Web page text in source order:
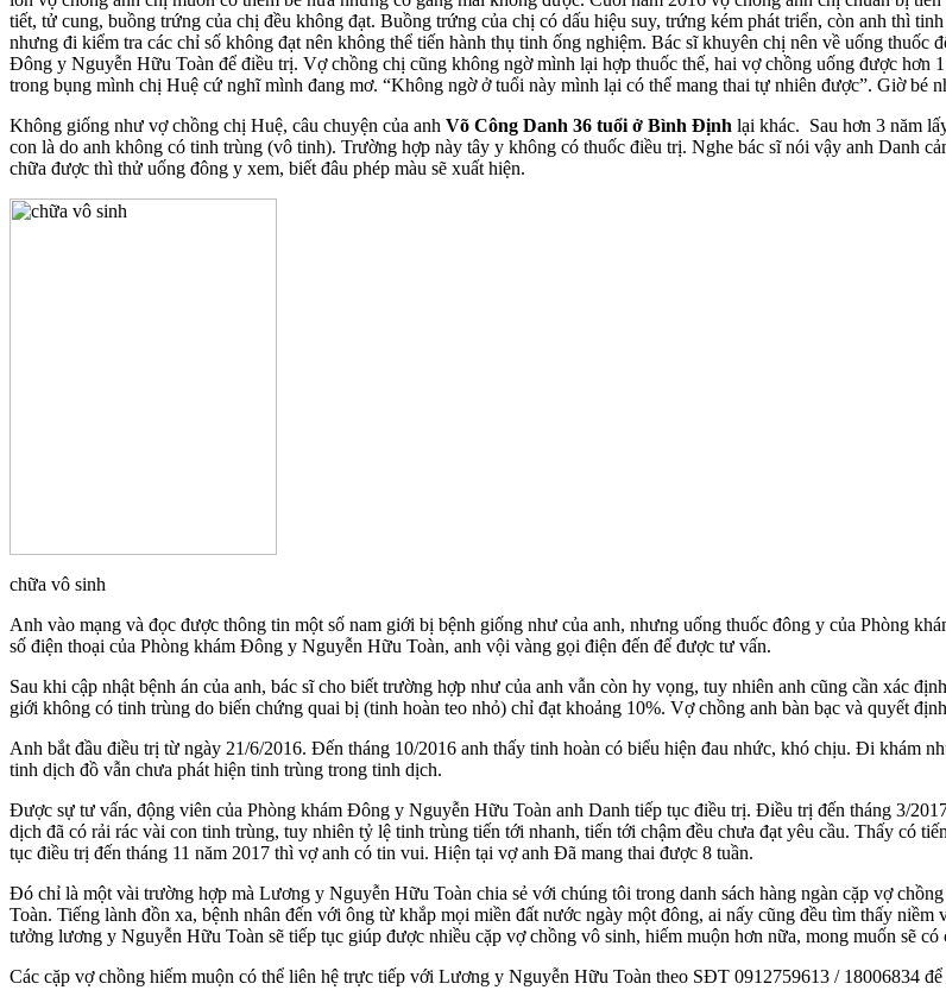
tiết, tử cung, buồng trứng của chị đều không đạt. Buồng trứng của chị có dấu hiệu suy, trứng kém phát triển, còn anh thì
nhưng đi kiểm tra các chỉ số không đạt nên không thể tiến hành thụ tinh ống nghiệm. Bác sĩ khuyên chị nên về uống
Đông y Nguyễn Hữu Toàn để điều trị. Vợ chồng chị cũng không ngờ mình lại hợp thuốc thế, hai vợ chồng uống được hơn
trong bụng mình chị Huệ cứ nghĩ mình đang mơ. “Không ngờ ở tuổi này mình lại có thể mang thai tự nhiên được”. Giờ bé
Không giống như vợ chồng chị Huệ, câu chuyện của anh Võ Công Danh 36 tuổi ở Bình Định lại khác. Sau hơn 3 năm
con là do anh không có tinh trùng (vô tinh). Trường hợp này tây y không có thuốc điều trị. Nghe bác sĩ nói vậy anh Danh
chữa được thì thử uống đông y xem, biết đâu phép màu sẽ xuất hiện.
chữa vô sinh
Anh vào mạng và đọc được thông tin một số nam giới bị bệnh giống như của anh, nhưng uống thuốc đông y của Phòng
số điện thoại của Phòng khám Đông y Nguyễn Hữu Toàn, anh vội vàng gọi điện đến để được tư vấn.
Sau khi cập nhật bệnh án của anh, bác sĩ cho biết trường hợp như của anh vẫn còn hy vọng, tuy nhiên anh cũng cần xác
giới không có tinh trùng do biến chứng quai bị (tinh hoàn teo nhỏ) chỉ đạt khoảng 10%. Vợ chồng anh bàn bạc và quyết
Anh bắt đầu điều trị từ ngày 21/6/2016. Đến tháng 10/2016 anh thấy tinh hoàn có biểu hiện đau nhức, khó chịu. Đi khám
tinh dịch đồ vẫn chưa phát hiện tinh trùng trong tinh dịch.
Được sự tư vấn, động viên của Phòng khám Đông y Nguyễn Hữu Toàn anh Danh tiếp tục điều trị. Điều trị đến tháng 3/
dịch đã có rải rác vài con tinh trùng, tuy nhiên tỷ lệ tinh trùng tiến tới nhanh, tiến tới chậm đều chưa đạt yêu cầu. Thấy có
tục điều trị đến tháng 11 năm 2017 thì vợ anh có tin vui. Hiện tại vợ anh Đã mang thai được 8 tuần.
Đó chỉ là một vài trường hợp mà Lương y Nguyễn Hữu Toàn chia sẻ với chúng tôi trong danh sách hàng ngàn cặp vợ
Toàn. Tiếng lành đồn xa, bệnh nhân đến với ông từ khắp mọi miền đất nước ngày một đông, ai nấy cũng đều tìm thấy
tưởng lương y Nguyễn Hữu Toàn sẽ tiếp tục giúp được nhiều cặp vợ chồng vô sinh, hiếm muộn hơn nữa, mong muốn sẽ
Các cặp vợ chồng hiếm muộn có thể liên hệ trực tiếp với Lương y Nguyễn Hữu Toàn theo SĐT 0912759613 / 18006834